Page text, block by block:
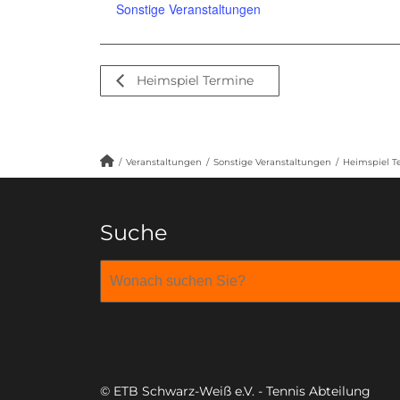
Sonstige Veranstaltungen
Heimspiel Termine
/ Veranstaltungen / Sonstige Veranstaltungen / Heimspiel
Suche
© ETB Schwarz-Weiß e.V. - Tennis Abteilung